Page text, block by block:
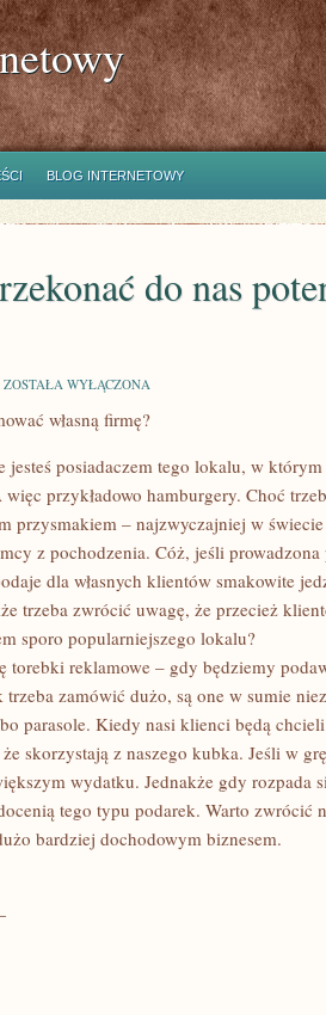
BLOG INTERNETOWY
do nas
JAK
PRZEKONAĆ
POTENCJALNYCH
KLIENTÓW?
ZOSTAŁA WYŁĄCZONA
własną firmę?
jesteś posiadaczem tego lokalu, w
przykładowo hamburgery. Choć
przysmakiem – najzwyczajniej w
z pochodzenia. Cóż, jeśli prowadzona
dla własnych klientów smakowite
trzeba zwrócić uwagę, że przecież
sporo popularniejszego lokalu?
torebki reklamowe – gdy będziemy
zamówić dużo, są one w sumie
parasole. Kiedy nasi klienci będą
skorzystają z naszego kubka. Jeśli w
wydatku. Jednakże gdy rozpada
tego typu podarek. Warto zwrócić
bardziej dochodowym biznesem.